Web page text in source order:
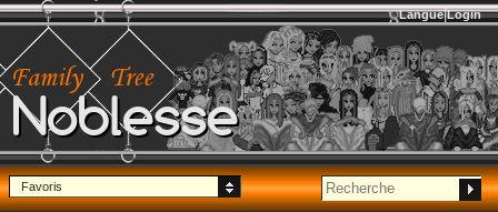
Noblesse
Langue Login
Favoris